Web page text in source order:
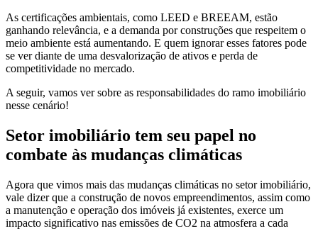
As certificações ambientais, como LEED e BREEAM, estão
ganhando relevância, e a demanda por construções que respeitem o
meio ambiente está aumentando. E quem ignorar esses fatores pode
se ver diante de uma desvalorização de ativos e perda de
competitividade no mercado.
A seguir, vamos ver sobre as responsabilidades do ramo imobiliário
nesse cenário!
Setor imobiliário tem seu papel no
combate às mudanças climáticas
Agora que vimos mais das mudanças climáticas no setor imobiliário,
vale dizer que a construção de novos empreendimentos, assim como
a manutenção e operação dos imóveis já existentes, exerce um
impacto significativo nas emissões de CO2 na atmosfera a cada